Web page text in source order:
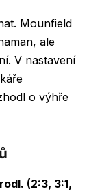
Mounfield
ale
V nastavení
o výhře
(2:3, 3:1,